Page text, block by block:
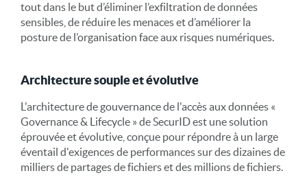
tout dans le but d’éliminer l’exfiltration de données
sensibles, de réduire les menaces et d’améliorer la
posture de l’organisation face aux risques numériques.
Architecture souple et évolutive
L'architecture de gouvernance de l'accès aux données «
Governance & Lifecycle » de SecurID est une solution
éprouvée et évolutive, conçue pour répondre à un large
éventail d'exigences de performances sur des dizaines de
milliers de partages de fichiers et des millions de fichiers.